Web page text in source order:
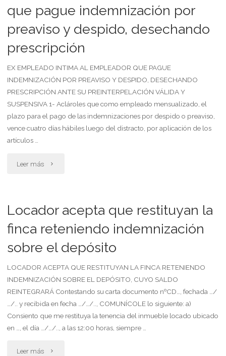
sin
justa
causa
con
indemnización
del
que pague indemnización por
preaviso y despido, desechando
prescripción
EX EMPLEADO INTIMA AL EMPLEADOR QUE PAGUE
INDEMNIZACIÓN POR PREAVISO Y DESPIDO, DESECHANDO
PRESCRIPCIÓN ANTE SU PREINTERPELACIÓN VÁLIDA Y
SUSPENSIVA 1- Aclároles que como empleado mensualizado, el
plazo para el pago de las indemnizaciones por despido o preaviso,
vence cuatro días hábiles luego del distracto, por aplicación de los
artículos …
Leer más "Ex
empleador
que
pague
indemnización
por
Locador acepta que restituyan la
finca reteniendo indemnización
sobre el depósito
LOCADOR ACEPTA QUE RESTITUYAN LA FINCA RETENIENDO
INDEMNIZACIÓN SOBRE EL DEPÓSITO, CUYO SALDO
REINTEGRARÁ Contestando su carta documento nºCD…, fechada …/
…/.. y recibida en fecha …/…/.., COMUNÍCOLE lo siguiente: a)
Consiento que me restituya la tenencia del inmueble locado ubicado
en …, el día …/…/.., a las 12:00 horas, siempre …
Leer más "Locador